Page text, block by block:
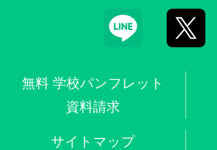
無料 学校パンフレット
資料請求
サイトマップ